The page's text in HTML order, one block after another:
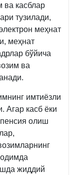
ва касблар
тузилади,
меҳнат
меҳнат
бўйича
ва
имтиёзли
Агар касб ёки
олиш
жиддий